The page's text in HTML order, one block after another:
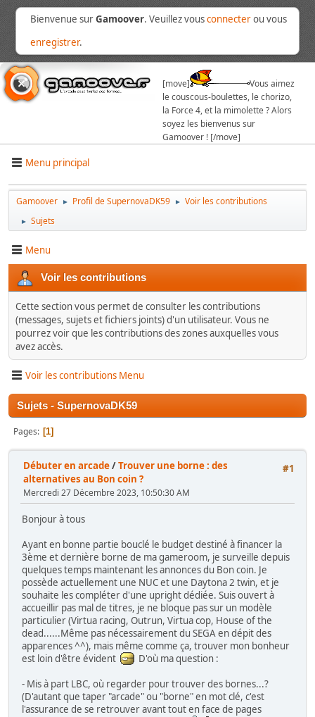
Bienvenue surGamoover. Veuillez vousconnecterou vous
enregistrer.
[move]
Vous aimez
le couscous-boulettes, le chorizo,
la Force 4, et la mimolette ? Alors
soyez les bienvenus sur
Gamoover ! [/move]
Menu principal
Gamoover ► Profil de SupernovaDK59 ► Voir les contributions
► Sujets
Menu
Voir les contributions
Cette section vous permet de consulter les contributions
(messages, sujets et fichiers joints) d'un utilisateur. Vous ne
pourrez voir que les contributions des zones auxquelles vous
avez accès.
Voir les contributions Menu
Sujets - SupernovaDK59
Pages 1
#1
Débuter en arcade/Trouver une borne : des
alternatives au Bon coin ?
Mercredi 27 Décembre 2023, 10:50:30 AM
Bonjour à tous
Ayant en bonne partie bouclé le budget destiné à financer la
3ème et dernière borne de ma gameroom, je surveille depuis
quelques temps maintenant les annonces du Bon coin. Je
possède actuellement une NUC et une Daytona 2 twin, et je
souhaite les compléter d'une upright dédiée. Suis ouvert à
accueillir pas mal de titres, je ne bloque pas sur un modèle
particulier (Virtua racing, Outrun, Virtua cop, House of the
dead......Même pas nécessairement du SEGA en dépit des
apparences ^^), mais même comme ça, trouver mon bonheur
est loin d'être évident
D'où ma question :
- Mis à part LBC, où regarder pour trouver des bornes...?
(D'autant que taper "arcade" ou "borne" en mot clé, c'est
l'assurance de se retrouver avant tout en face de pages